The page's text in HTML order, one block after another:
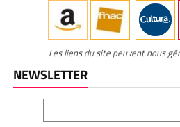
Les liens du site peuvent nous
NEWSLETTER